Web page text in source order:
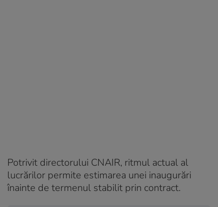
Potrivit directorului CNAIR, ritmul actual al
lucrărilor permite estimarea unei inaugurări
înainte de termenul stabilit prin contract.